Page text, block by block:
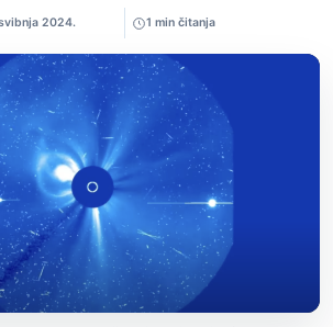
2024. 1 min čitanja